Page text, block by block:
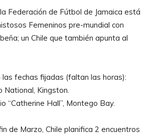
Federación de Fútbol de Jamaica está
Femeninos pre-mundial con
un Chile que también apunta al
las fechas fijadas (faltan las horas):
National, Kingston.
“Catherine Hall”, Montego Bay.
de Marzo, Chile planifica 2 encuentros